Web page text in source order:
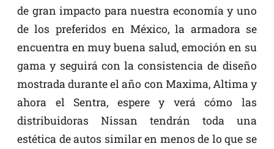
de gran impacto para nuestra economía y uno
de los preferidos en México, la armadora se
encuentra en muy buena salud, emoción en su
gama y seguirá con la consistencia de diseño
mostrada durante el año con Maxima, Altima y
ahora el Sentra, espere y verá cómo las
distribuidoras Nissan tendrán toda una
estética de autos similar en menos de lo que se